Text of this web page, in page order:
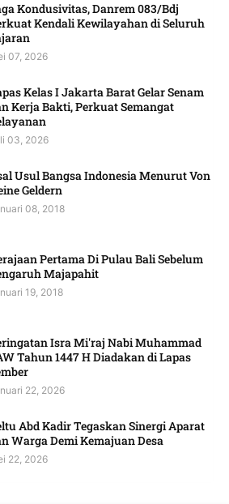
Kondusivitas, Danrem 083/Bdj
Kendali Kewilayahan di Seluruh
07, 2026
Kelas I Jakarta Barat Gelar Senam
Kerja Bakti, Perkuat Semangat
03, 2026
Usul Bangsa Indonesia Menurut Von
Geldern
08, 2018
Pertama Di Pulau Bali Sebelum
Majapahit
19, 2018
Isra Mi'raj Nabi Muhammad
Tahun 1447 H Diadakan di Lapas
22, 2026
Abd Kadir Tegaskan Sinergi Aparat
Warga Demi Kemajuan Desa
22, 2026